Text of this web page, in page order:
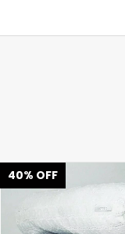
40% OFF